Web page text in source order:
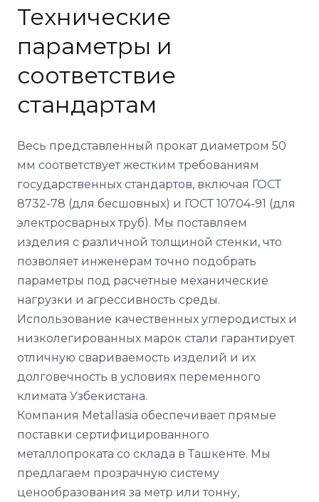
Технические
параметры и
соответствие
стандартам
Весь представленный прокат диаметром 50
мм соответствует жестким требованиям
государственных стандартов, включая ГОСТ
8732-78 (для бесшовных) и ГОСТ 10704-91 (для
электросварных труб). Мы поставляем
изделия с различной толщиной стенки, что
позволяет инженерам точно подобрать
параметры под расчетные механические
нагрузки и агрессивность среды.
Использование качественных углеродистых и
низколегированных марок стали гарантирует
отличную свариваемость изделий и их
долговечность в условиях переменного
климата Узбекистана.
Компания Metallasia обеспечивает прямые
поставки сертифицированного
металлопроката со склада в Ташкенте. Мы
предлагаем прозрачную систему
ценообразования за метр или тонну,